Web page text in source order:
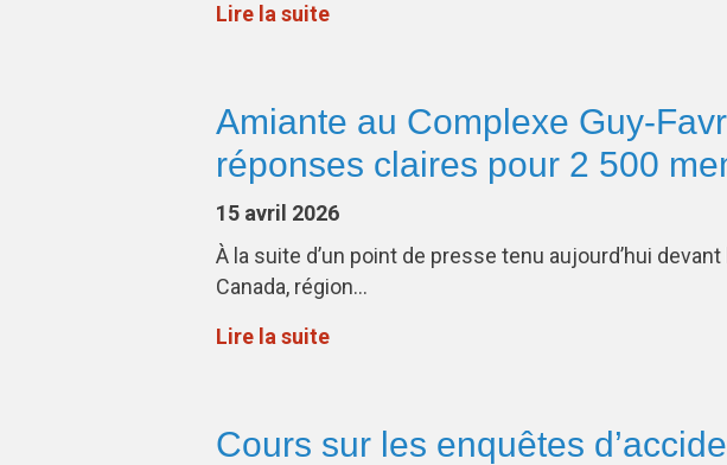
Lire la suite
Amiante au Complexe Guy-
réponses claires pour 2 500
15 avril 2026
À la suite d’un point de presse tenu aujourd’hui
Canada, région…
Lire la suite
Cours sur les enquêtes